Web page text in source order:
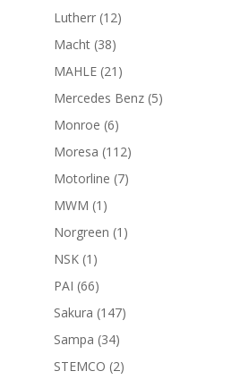
Lutherr 1212
Macht 3838
productos
MAHLE 21 21
productos
Mercedes Benz 55
Monroe 66
productos
Moresa 112112
productos
Motorline 77
MWM 1 1
producto
Norgreen 1 1
NSK 1 1
producto
PAI 6666
productos
Sakura 147147
Sampa 3434
productos
STEMCO 22